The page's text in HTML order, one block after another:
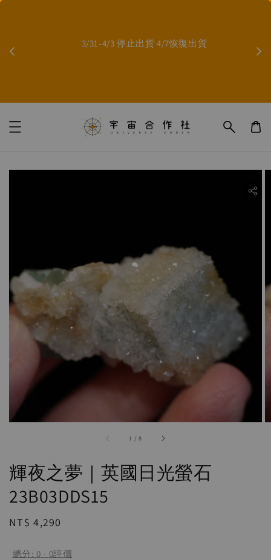
1 /accessibility.of
8
輝夜之夢｜英國日光螢石
23B03DDS15
Regular
NT$ 4,290
總分: 0 - 0評價